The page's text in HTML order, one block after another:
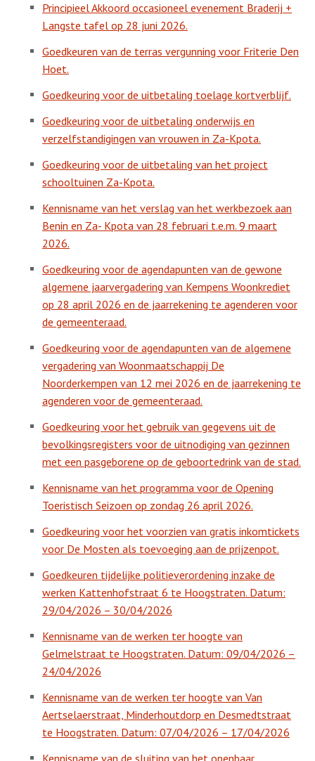
Principieel Akkoord occasioneel evenement Braderij +
Langste tafel op 28 juni 2026.
Goedkeuren van de terras vergunning voor Friterie Den
Hoet.
Goedkeuring voor de uitbetaling toelage kortverblijf.
Goedkeuring voor de uitbetaling onderwijs en
verzelfstandigingen van vrouwen in Za-Kpota.
Goedkeuring voor de uitbetaling van het project
schooltuinen Za-Kpota.
Kennisname van het verslag van het werkbezoek aan
Benin en Za- Kpota van 28 februari t.e.m. 9 maart
2026.
Goedkeuring voor de agendapunten van de gewone
algemene jaarvergadering van Kempens Woonkrediet
op 28 april 2026 en de jaarrekening te agenderen voor
de gemeenteraad.
Goedkeuring voor de agendapunten van de algemene
vergadering van Woonmaatschappij De
Noorderkempen van 12 mei 2026 en de jaarrekening te
agenderen voor de gemeenteraad.
Goedkeuring voor het gebruik van gegevens uit de
bevolkingsregisters voor de uitnodiging van gezinnen
met een pasgeborene op de geboortedrink van de stad.
Kennisname van het programma voor de Opening
Toeristisch Seizoen op zondag 26 april 2026.
Goedkeuring voor het voorzien van gratis inkomtickets
voor De Mosten als toevoeging aan de prijzenpot.
Goedkeuren tijdelijke politieverordening inzake de
werken Kattenhofstraat 6 te Hoogstraten. Datum:
29/04/2026 – 30/04/2026
Kennisname van de werken ter hoogte van
Gelmelstraat te Hoogstraten. Datum: 09/04/2026 –
24/04/2026
Kennisname van de werken ter hoogte van Van
Aertselaerstraat, Minderhoutdorp en Desmedtstraat
te Hoogstraten. Datum: 07/04/2026 – 17/04/2026
Kennisname van de sluiting van het openbaar